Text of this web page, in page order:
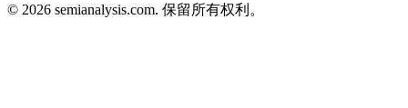
© 2026 semianalysis.com. 保留所有权利。